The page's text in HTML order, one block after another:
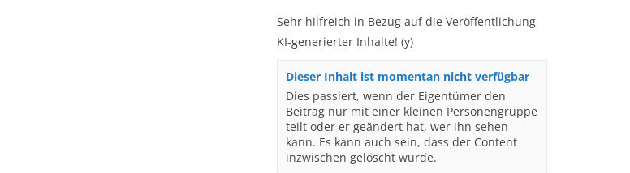
Sehr hilfreich in Bezug auf die Veröffentlichung
KI-generierter Inhalte! (y)
Dieser Inhalt ist momentan nicht verfügbar
Dies passiert, wenn der Eigentümer den
Beitrag nur mit einer kleinen Personengruppe
teilt oder er geändert hat, wer ihn sehen
kann. Es kann auch sein, dass der Content
inzwischen gelöscht wurde.